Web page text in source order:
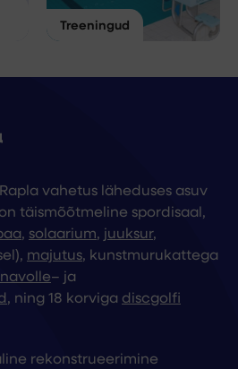
Treeningud
vahetus läheduses asuv
täismõõtmeline spordisaal,
, solaarium, juuksur,
majutus, kunstmurukattega
– ja
, ning 18 korviga discgolfi
rekonstrueerimine